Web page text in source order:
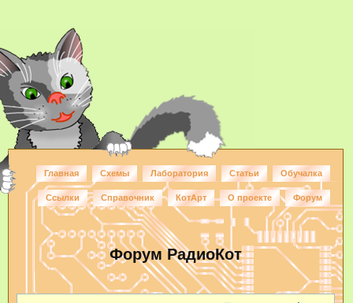
Главная Схемы Лаборатория Статьи Обучалка
Ссылки Справочник КотАрт О проекте Форум
Форум РадиоКот